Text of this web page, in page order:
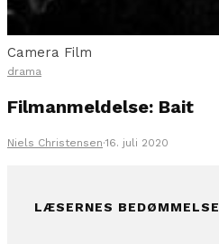
Camera Film
drama
Filmanmeldelse: Bait
Niels Christensen·16. juli 2020
LÆSERNES BEDØMMELSE